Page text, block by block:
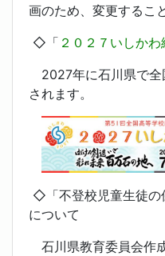
画のため、変更するこ
◇「 ２０２７いしか
2027年に石川県で全
されます。
◇「不登校児童生徒の
について
石川県教育委員会作